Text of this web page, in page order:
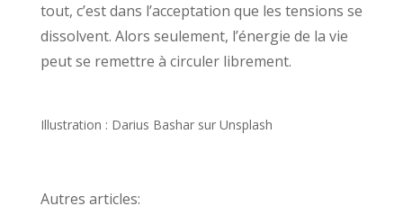
tout, c’est dans l’acceptation que les tensions se
dissolvent. Alors seulement, l’énergie de la vie
peut se remettre à circuler librement.
Illustration : Darius Bashar sur Unsplash
Autres articles: